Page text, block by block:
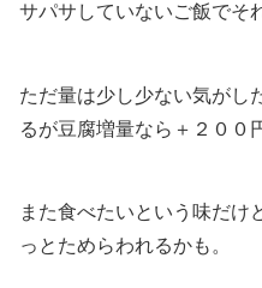
サパサしていないご飯でそ
ただ量は少し少ない気がし
るが豆腐増量なら＋２００
また食べたいという味だ
っとためらわれるかも。